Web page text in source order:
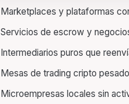
Marketplaces y plataformas
Servicios de escrow y
Intermediarios puros que
Mesas de trading cripto
Microempresas locales sin